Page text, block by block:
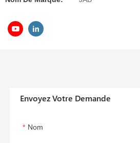
Envoyez Votre Demande
Nom